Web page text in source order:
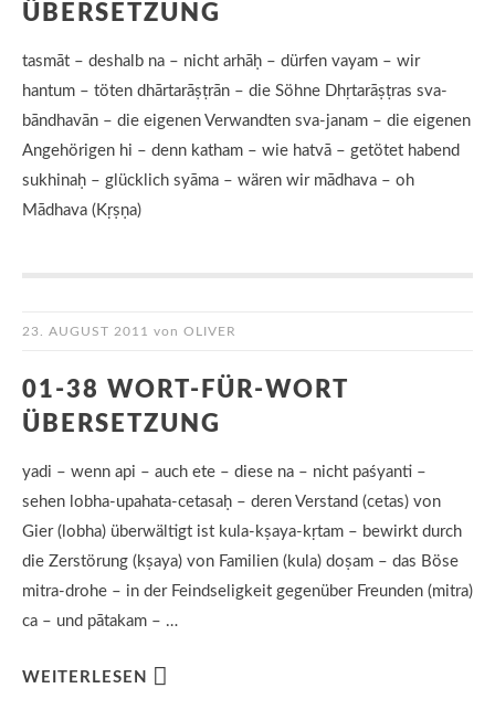
ÜBERSETZUNG
tasmāt – deshalb na – nicht arhāḥ – dürfen vayam – wir
hantum – töten dhārtarāṣṭrān – die Söhne Dhṛtarāṣṭras sva-
bāndhavān – die eigenen Verwandten sva-janam – die eigenen
Angehörigen hi – denn katham – wie hatvā – getötet habend
sukhinaḥ – glücklich syāma – wären wir mādhava – oh
Mādhava (Kṛṣṇa)
23. AUGUST 2011 von OLIVER
01-38 WORT-FÜR-WORT
ÜBERSETZUNG
yadi – wenn api – auch ete – diese na – nicht paśyanti –
sehen lobha-upahata-cetasaḥ – deren Verstand (cetas) von
Gier (lobha) überwältigt ist kula-kṣaya-kṛtam – bewirkt durch
die Zerstörung (kṣaya) von Familien (kula) doṣam – das Böse
mitra-drohe – in der Feindseligkeit gegenüber Freunden (mitra)
ca – und pātakam – …
WEITERLESEN